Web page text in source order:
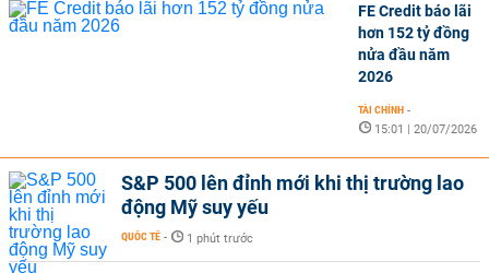
FE Credit báo lãi
hơn 152 tỷ đồng
nửa đầu năm
2026
TÀI CHÍNH -
15:01 | 20/07/2026
S&P 500 lên đỉnh mới khi thị trường lao
động Mỹ suy yếu
QUỐC TẾ - 1 phút trước